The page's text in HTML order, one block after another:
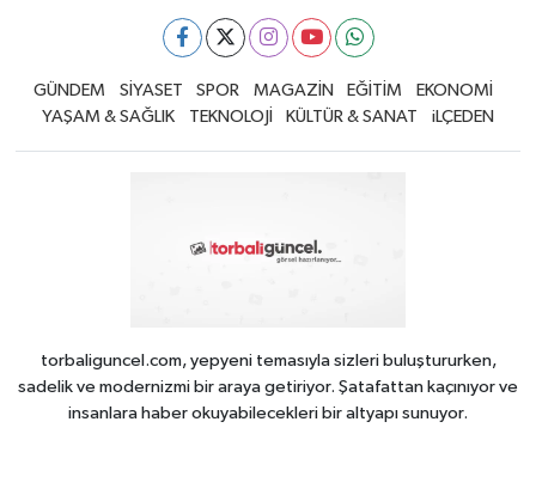
GÜNDEM SİYASET SPOR MAGAZİN EĞİTİM
EKONOMİ
YAŞAM & SAĞLIK
TEKNOLOJİ KÜLTÜR & SANAT iLÇEDEN
torbaliguncel.com, yepyeni temasıyla sizleri buluştururken,
sadelik ve modernizmi bir araya getiriyor. Şatafattan kaçınıyor ve
insanlara haber okuyabilecekleri bir altyapı sunuyor.